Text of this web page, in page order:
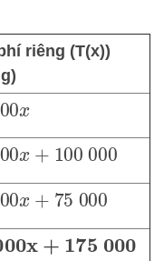
riêng (T(x))
x
x +100 000
x +75 000
x+175 000